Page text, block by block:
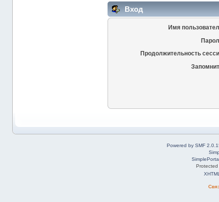
Вход
Имя
Продолжительность
Powered by SMF